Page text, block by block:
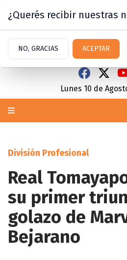
Lunes 10 de
División Profesional
Real
su primer
golazo de
Bejarano
¿Querés recibir nuestras
NO, GRACIAS ACEPTAR